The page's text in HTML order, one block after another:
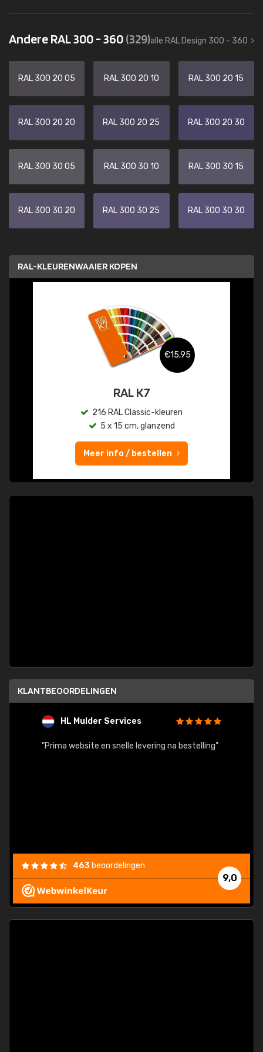
Andere RAL 300 - 360(329)alle RAL Design 300 - 360
RAL 300 20 05 RAL 300 20 10 RAL 300 20 15
RAL 300 20 20 RAL 300 20 25 RAL 300 20 30
RAL 300 30 05 RAL 300 30 10 RAL 300 30 15
RAL 300 30 20 RAL 300 30 25 RAL 300 30 30
RAL-KLEURENWAAIER KOPEN
€15,95
RAL K7
216 RAL Classic-kleuren
5 x 15 cm, glanzend
Meer info / bestellen
KLANTBEOORDELINGEN
HL Mulder Services
"Prima website en snelle levering na bestelling"
9,0
463 beoordelingen